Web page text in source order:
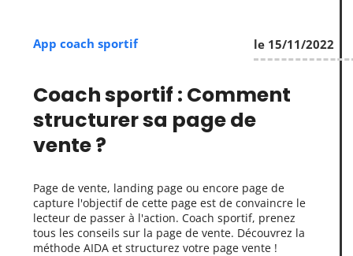
App coach sportif le 15/11/2022
Coach sportif : Comment
structurer sa page de
vente ?
Page de vente, landing page ou encore page de
capture l'objectif de cette page est de convaincre le
lecteur de passer à l'action. Coach sportif, prenez
tous les conseils sur la page de vente. Découvrez la
méthode AIDA et structurez votre page vente !